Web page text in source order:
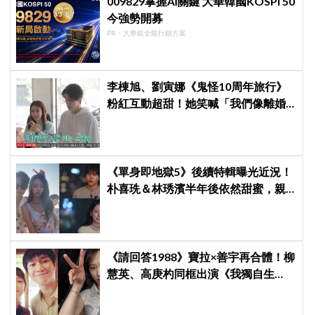
今強勢開募
PR・大華銀全能行銷方案
李棟旭、劉寅娜《鬼怪10周年旅行》
粉紅互動超甜！她笑喊「我們像離婚
《單身即地獄5》後續特輯曝光近況！
朴喜珗＆林琇濱半年後依然甜蜜，親
《請回答1988》寶拉×善宇再合體！柳
慧英、高庚杓同框出演《我獨自生